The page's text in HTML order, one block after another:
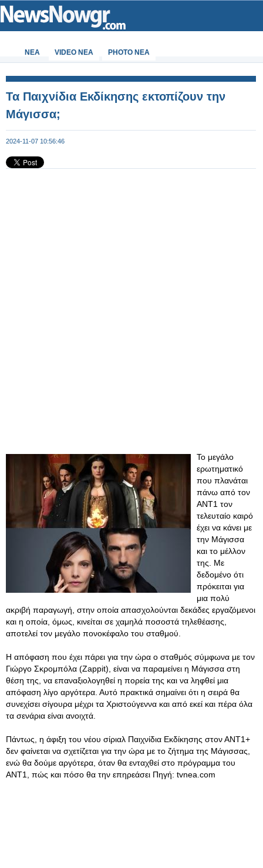
ΝΕΑ VIDEO NEA PHOTO NEA
Τα Παιχνίδια Εκδίκησης εκτοπίζουν την
Μάγισσα;
2024-11-07 10:56:46
Το μεγάλο
ερωτηματικό
που πλανάται
πάνω από τον
ΑΝΤ1 τον
τελευταίο καιρό
έχει να κάνει με
την Μάγισσα
και το μέλλον
της. Με
δεδομένο ότι
πρόκειται για
μια πολύ
ακριβή παραγωγή, στην οποία απασχολούνται δεκάδες εργαζόμενοι
και η οποία, όμως, κινείται σε χαμηλά ποσοστά τηλεθέασης,
αποτελεί τον μεγάλο πονοκέφαλο του σταθμού.
Η απόφαση που έχει πάρει για την ώρα ο σταθμός σύμφωνα με τον
Γιώργο Σκρομπόλα (Zappit), είναι να παραμείνει η Μάγισσα στη
θέση της, να επαναξιολογηθεί η πορεία της και να ληφθεί μια
απόφαση λίγο αργότερα. Αυτό πρακτικά σημαίνει ότι η σειρά θα
συνεχίσει σίγουρα μέχρι τα Χριστούγεννα και από εκεί και πέρα όλα
τα σενάρια είναι ανοιχτά.
Πάντως, η άφιξη του νέου σίριαλ Παιχνίδια Εκδίκησης στον ΑΝΤ1+
δεν φαίνεται να σχετίζεται για την ώρα με το ζήτημα της Μάγισσας,
ενώ θα δούμε αργότερα, όταν θα ενταχθεί στο πρόγραμμα του
ΑΝΤ1, πώς και πόσο θα την επηρεάσει Πηγή: tvnea.com